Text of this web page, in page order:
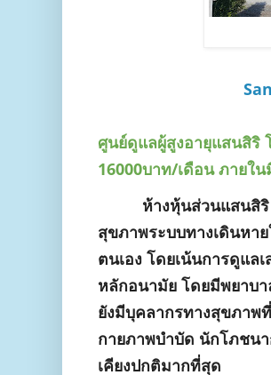
ศูนย์ดูแลผู้สูงอายุแสนสิริ
16000บาท/เดือน ภายใ
ห้างหุ้นส่วนแสนสิริ โ
สุขภาพระบบทางเดินหา
ตนเอง โดยเน้นการดูแล
หลักอนามัย โดยมีพยาบ
ยังมีบุคลากรทางสุขภาพ
กายภาพบำบัด นักโภชน
เคียงปกติมากที่สุด